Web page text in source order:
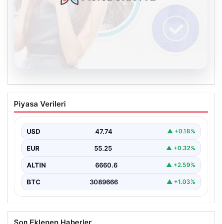
Kelebek.Org İle Dijital İletişimin Seviyeli
Adresi Ve Muhabbet Deneyimi
kurması büyük bir hassasiyet ifade etmektedir.
Günümüzde…
Piyasa Verileri
USD 47.74 ▲ +0.18%
EUR 55.25 ▲ +0.32%
ALTIN 6660.6 ▲ +2.59%
BTC 3089666 ▲ +1.03%
Son Eklenen Haberler